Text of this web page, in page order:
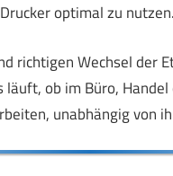
optimal zu nutzen.
richtigen Wechsel
ob im Büro,
unabhängig von